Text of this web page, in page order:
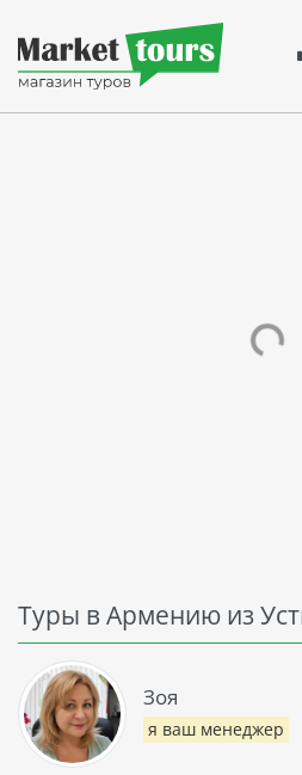
Туры в Армению из
Зоя
я ваш менеджер